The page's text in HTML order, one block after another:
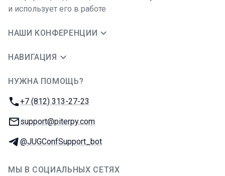
и использует его в работе
НАШИ КОНФЕРЕНЦИИ
НАВИГАЦИЯ
НУЖНА ПОМОЩЬ?
Телефон:
+7 (812) 313-27-23
E-mail:
support@piterpy.com
Телеграм:
@JUGConfSupport_bot
МЫ В СОЦИАЛЬНЫХ СЕТЯХ